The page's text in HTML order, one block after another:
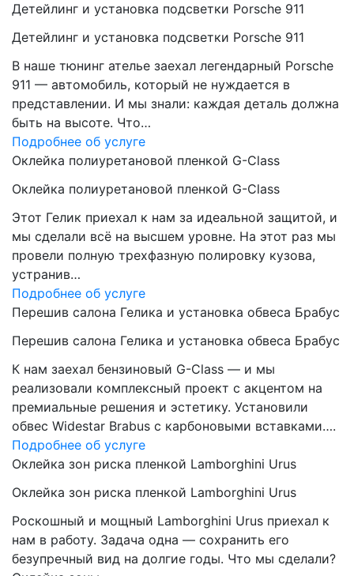
Детейлинг и установка подсветки Porsche 911
Детейлинг и установка подсветки Porsche 911
В наше тюнинг ателье заехал легендарный Porsche
911 — автомобиль, который не нуждается в
представлении. И мы знали: каждая деталь должна
быть на высоте. Что…
Подробнее об услуге
Оклейка полиуретановой пленкой G-Class
Оклейка полиуретановой пленкой G-Class
Этот Гелик приехал к нам за идеальной защитой, и
мы сделали всё на высшем уровне. На этот раз мы
провели полную трехфазную полировку кузова,
устранив…
Подробнее об услуге
Перешив салона Гелика и установка обвеса Брабус
Перешив салона Гелика и установка обвеса Брабус
К нам заехал бензиновый G-Class — и мы
реализовали комплексный проект с акцентом на
премиальные решения и эстетику. Установили
обвес Widestar Brabus с карбоновыми вставками….
Подробнее об услуге
Оклейка зон риска пленкой Lamborghini Urus
Оклейка зон риска пленкой Lamborghini Urus
Роскошный и мощный Lamborghini Urus приехал к
нам в работу. Задача одна — сохранить его
безупречный вид на долгие годы. Что мы сделали?